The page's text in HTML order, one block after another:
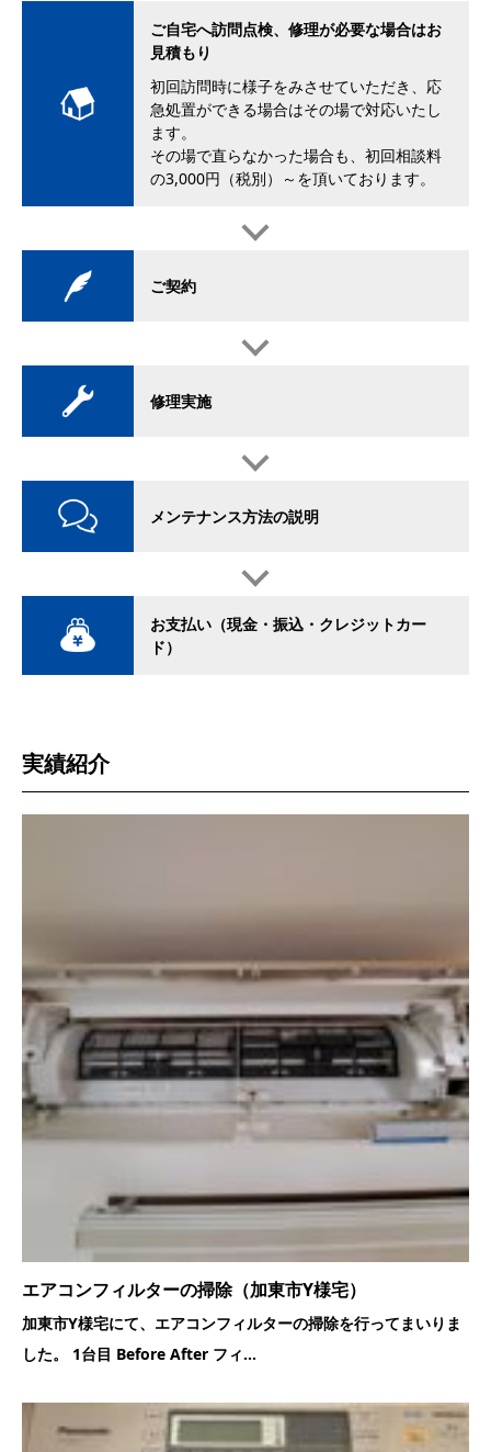
ご自宅へ訪問点検、修理が必要な場合はお
見積もり
初回訪問時に様子をみさせていただき、応
急処置ができる場合はその場で対応いたし
ます。
その場で直らなかった場合も、初回相談料
の3,000円（税別）～を頂いております。
ご契約
修理実施
メンテナンス方法の説明
お支払い（現金・振込・クレジットカー
ド）
実績紹介
エアコンフィルターの掃除（加東市Y様宅）
加東市Y様宅にて、エアコンフィルターの掃除を行ってまいりま
した。 1台目 Before After フィ...